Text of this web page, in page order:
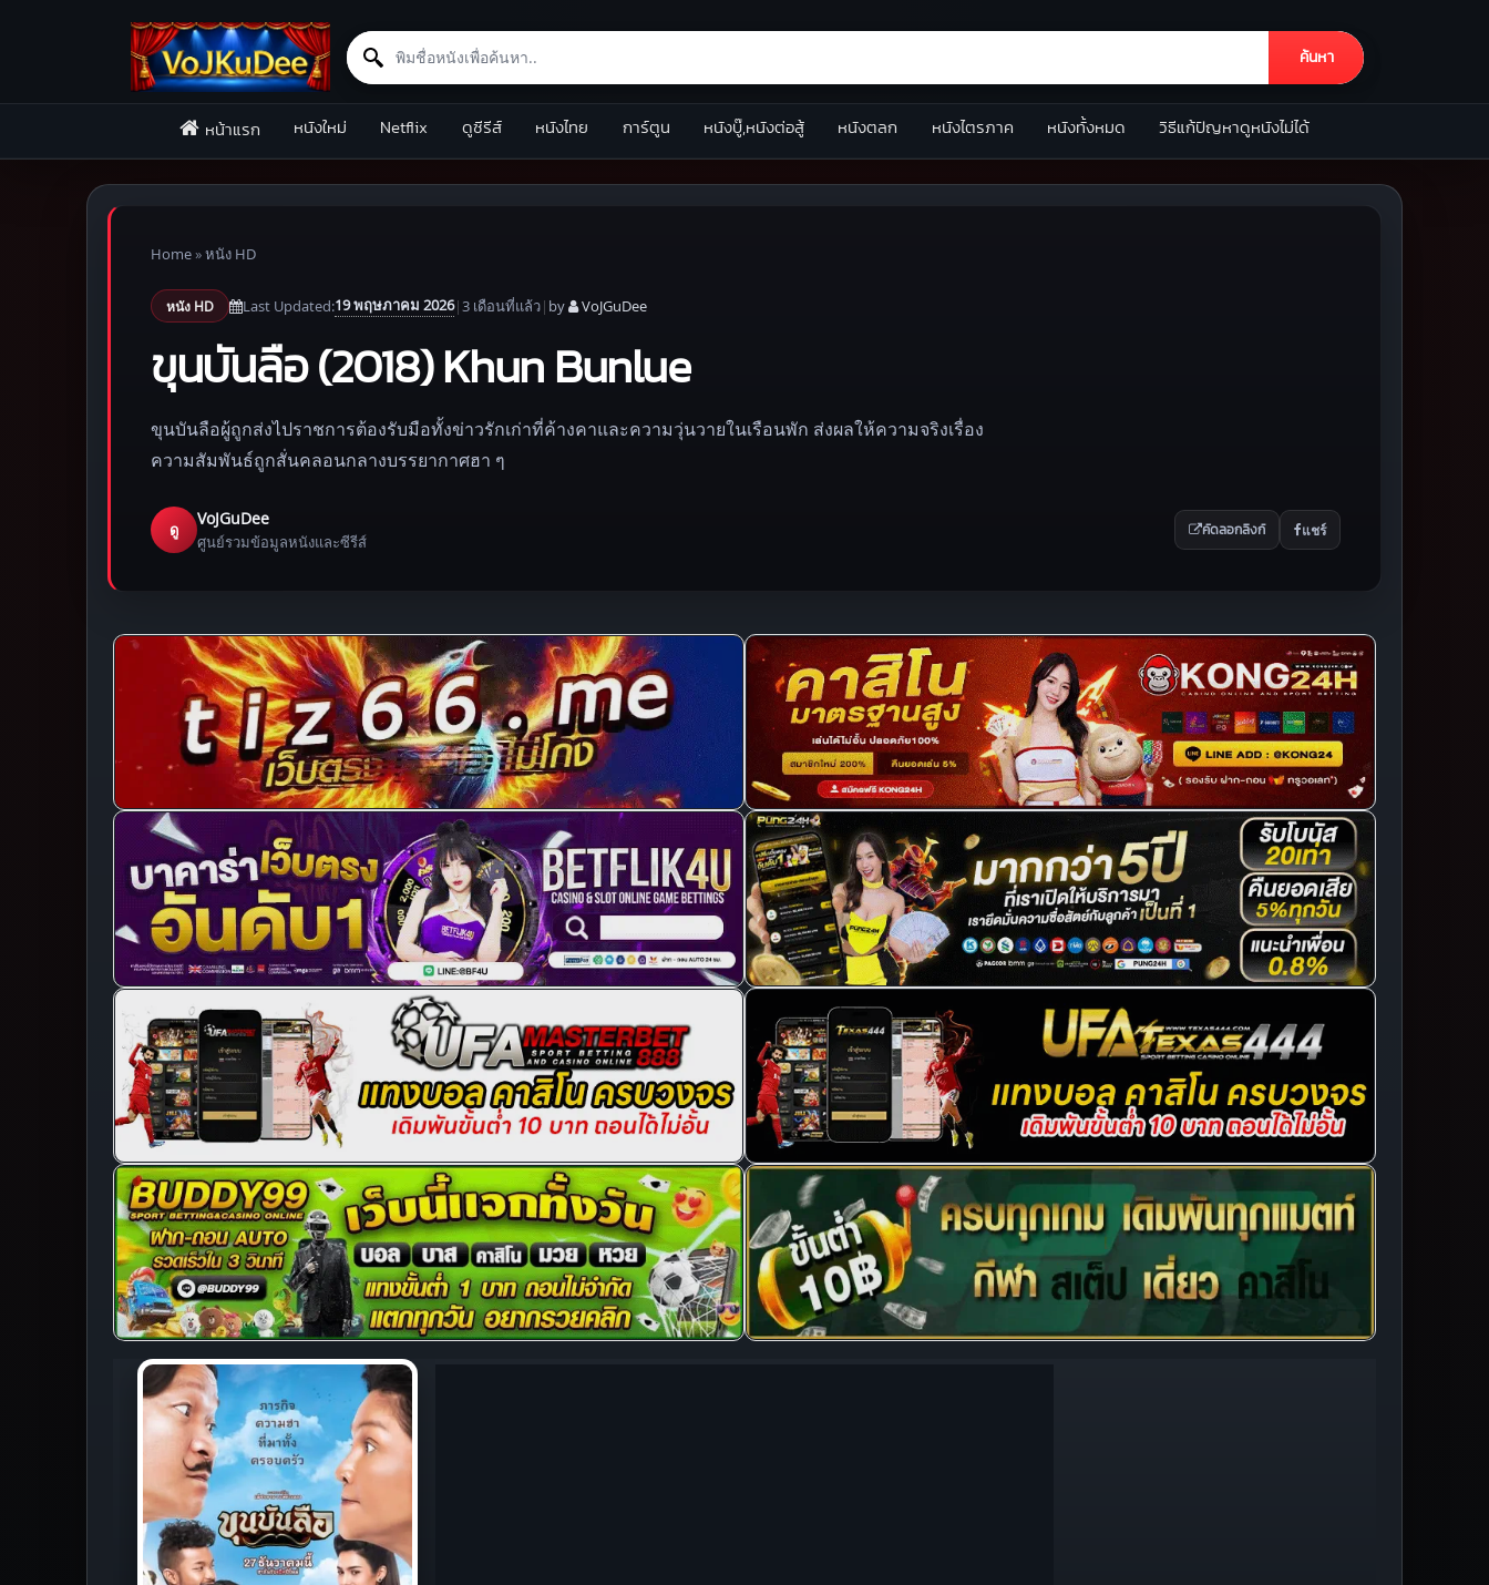
Search for:
ค้นหา
หน้าแรก หนังใหม่ Netflix ดูซีรีส์ หนังไทย การ์ตูน หนังบู๊,หนังต่อสู้ หนังตลก หนังไตรภาค หนังทั้งหมด วิธีแก้ปัญหาดูหนังไม่ได้
Home»หนัง HD
หนัง HD Last Updated:19 พฤษภาคม 2026|3 เดือนที่แล้ว| by VoJGuDee
ขุนบันลือ (2018) Khun Bunlue
ขุนบันลือผู้ถูกส่งไปราชการต้องรับมือทั้งข่าวรักเก่าที่ค้างคาและความวุ่นวายในเรือนพัก ส่งผลให้ความจริงเรื่อง
ความสัมพันธ์ถูกสั่นคลอนกลางบรรยากาศฮา ๆ
ดู
VoJGuDee
ศูนย์รวมข้อมูลหนังและซีรีส์
คัดลอกลิงก์ แชร์